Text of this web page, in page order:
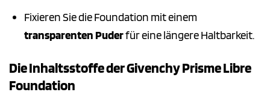
Fixieren Sie die Foundation mit einem
transparenten Puderfür eine längere Haltbarkeit.
Die Inhaltsstoffe der Givenchy Prisme Libre
Foundation